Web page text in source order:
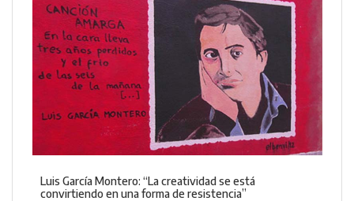
Luis García Montero: “La creatividad se está
convirtiendo en una forma de resistencia”